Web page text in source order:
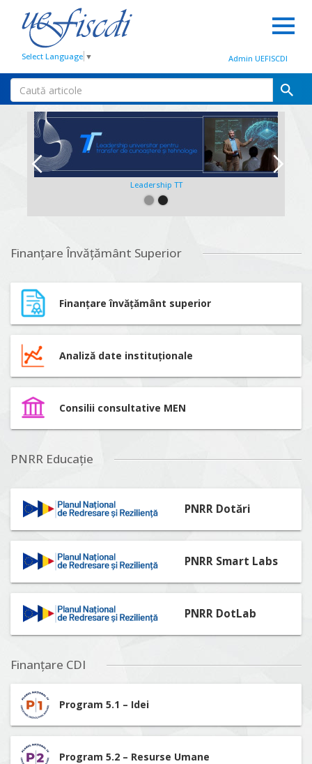
Select Language ▼ Admin UEFISCDI
Leadership TT
Finanțare Învățământ Superior
Finanțare învățământ superior
Analiză date instituționale
Consilii consultative MEN
PNRR Educație
PNRR Dotări
PNRR Smart Labs
PNRR DotLab
Finanțare CDI
Program 5.1 – Idei
Program 5.2 – Resurse Umane